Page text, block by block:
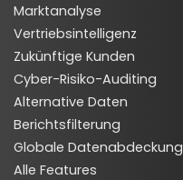
Marktanalyse
Vertriebsintelligenz
Zukünftige Kunden
Cyber-Risiko-Auditing
Alternative Daten
Berichtsfilterung
Globale Datenabdeckung
Alle Features